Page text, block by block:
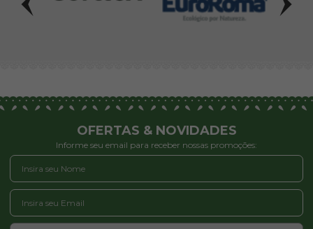
OFERTAS & NOVIDADES
Informe seu email para receber nossas promoções: